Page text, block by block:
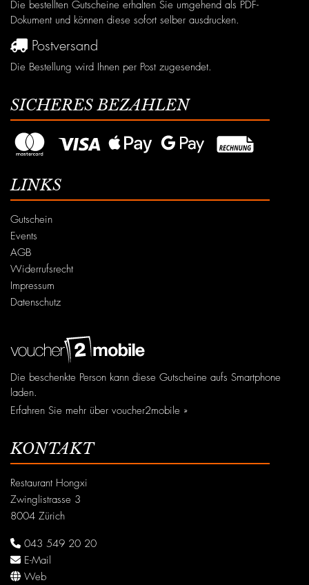
Die bestellten Gutscheine erhalten Sie umgehend als PDF-
Dokument und können diese sofort selber ausdrucken.
Postversand
Die Bestellung wird Ihnen per Post zugesendet.
SICHERES BEZAHLEN
LINKS
Gutschein
Events
AGB
Widerrufsrecht
Impressum
Datenschutz
Die beschenkte Person kann diese Gutscheine aufs Smartphone
laden.
Erfahren Sie mehr über voucher2mobile »
KONTAKT
Restaurant Hongxi
Zwinglistrasse 3
8004 Zürich
043 549 20 20
E-Mail
Web